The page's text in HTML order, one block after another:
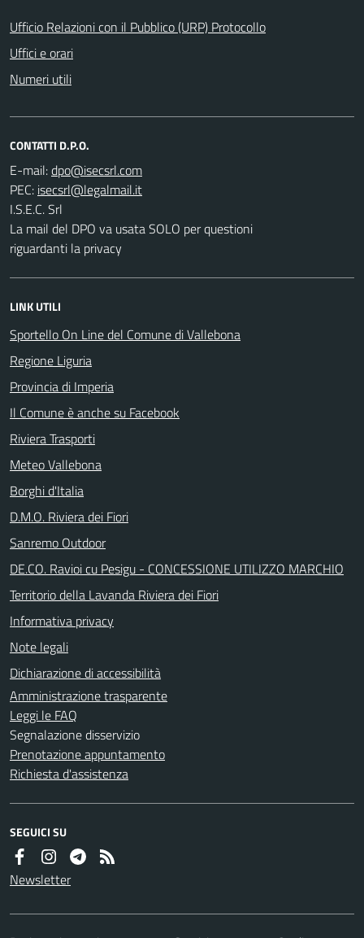
Ufficio Relazioni con il Pubblico (URP) Protocollo
Uffici e orari
Numeri utili
CONTATTI D.P.O.
E-mail:
PEC:
I.S.E.C. Srl
La mail del DPO va usata SOLO per questioni
riguardanti la privacy
LINK UTILI
Sportello On Line del Comune di Vallebona
Regione Liguria
Provincia di Imperia
Il Comune è anche su Facebook
Riviera Trasporti
Meteo Vallebona
Borghi d'Italia
D.M.O. Riviera dei Fiori
Sanremo Outdoor
DE.CO. Ravioi cu Pesigu - CONCESSIONE UTILIZZO MARCHIO
Territorio della Lavanda Riviera dei Fiori
Informativa privacy
Note legali
Dichiarazione di accessibilità
Amministrazione trasparente
Leggi le FAQ
Segnalazione disservizio
Prenotazione appuntamento
Richiesta d'assistenza
SEGUICI SU
Newsletter